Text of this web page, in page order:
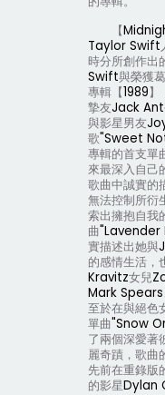
【
Taylor Swift
時分所創作出
Swift與榮獲
專輯【1989】
摯友Jack
與影星男友
歌"Sweet
專輯的首支單
來最深入自己
歌曲中誠實的
無法控制所衍
索出擁抱自我
曲"Lavender
實描述出她與
的感情生活，
Kravitz女兒
Mark Spears
至於在與絕色
單曲"Snow
了兩個深愛著
麗奇蹟，歌曲
先前在重錄版
的影星Dylan